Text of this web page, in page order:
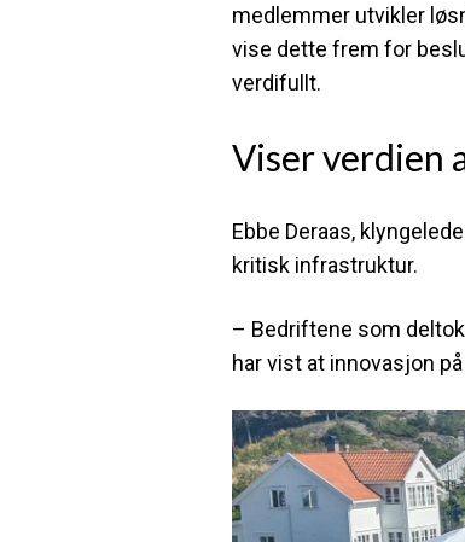
medlemmer utvikler
vise dette frem for
verdifullt.
Viser verdien
Ebbe Deraas,
kritisk infrastruktur.
– Bedriftene som
har vist at innovasjon